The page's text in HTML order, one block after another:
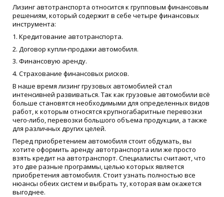
Лизинг автотранспорта относится к групповым финансовым
решениям, который содержит в себе четыре финансовых
инструмента:
1. Кредитование автотранспорта.
2. Договор купли-продажи автомобиля.
3. Финансовую аренду.
4. Страхование финансовых рисков.
В наше время лизинг грузовых автомобилей стал
интенсивней развиваться. Так как грузовые автомобили всё
больше становятся необходимыми для определенных видов
работ, к которым относятся крупногабаритные перевозки
чего-либо, перевозки большого объема продукции, а также
для различных других целей.
Перед приобретением автомобиля стоит обдумать, вы
хотите оформить аренду автотранспорта или же просто
взять кредит на автотранспорт. Специалисты считают, что
это две разные программы, целью которых является
приобретения автомобиля. Стоит узнать полностью все
нюансы обеих систем и выбрать ту, которая вам окажется
выгоднее.